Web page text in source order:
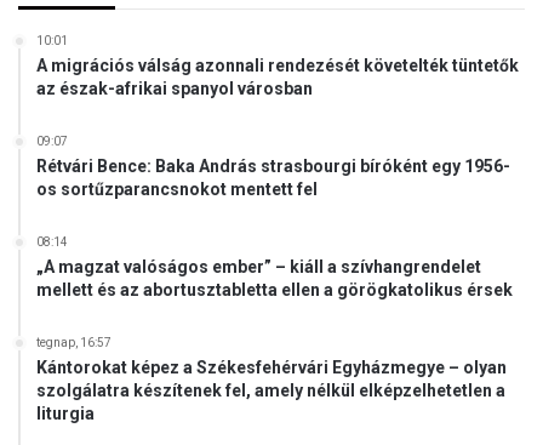
i
a
10:01
A migrációs válság azonnali rendezését követelték tüntetők
az észak-afrikai spanyol városban
09:07
Rétvári Bence: Baka András strasbourgi bíróként egy 1956-
os sortűzparancsnokot mentett fel
08:14
„A magzat valóságos ember” – kiáll a szívhangrendelet
mellett és az abortusztabletta ellen a görögkatolikus érsek
tegnap, 16:57
Kántorokat képez a Székesfehérvári Egyházmegye – olyan
szolgálatra készítenek fel, amely nélkül elképzelhetetlen a
liturgia